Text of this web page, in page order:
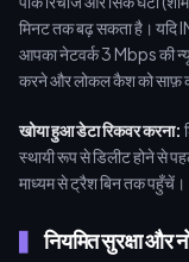
मिनट तक बढ़ सकता है। यदि
आपका नेटवर्क 3 Mbps की
करने और लोकल कैश को साफ़
खोया हुआ डेटा रिकवर करना:
स्थायी रूप से डिलीट होने से
माध्यम से ट्रैश बिन तक पहुँचें।
नियमित सुरक्षा और